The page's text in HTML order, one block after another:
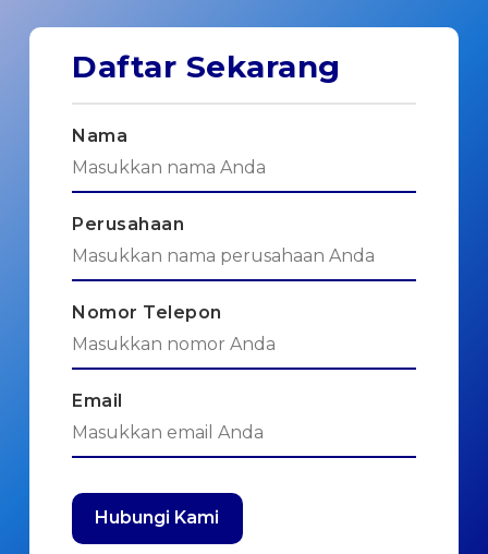
Daftar Sekarang
Nama
Perusahaan
Nomor Telepon
Email